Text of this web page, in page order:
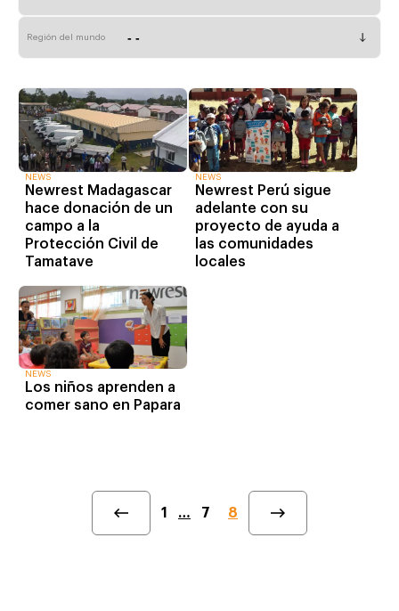
Región del mundo
NEWS
Newrest Madagascar
hace donación de un
campo a la
Protección Civil de
Tamatave
NEWS
Newrest Perú sigue
adelante con su
proyecto de ayuda a
las comunidades
locales
NEWS
Los niños aprenden a
comer sano en Papara
1 … 7 8